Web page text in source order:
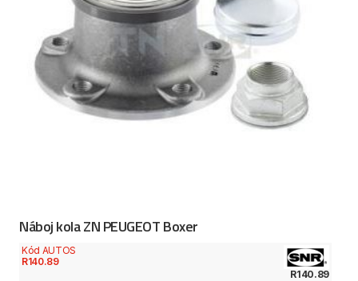
Náboj kola ZN PEUGEOT Boxer
Kód AUTOS
R140.89
R140.89